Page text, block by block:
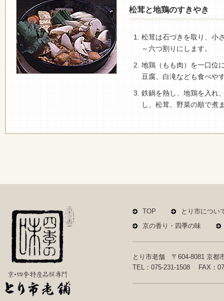
松茸と地鶏のすきやき
松茸は石づきを取り、小
～六つ割りにします。
地鶏（もも肉）を一口位
豆腐、白滝なども食べや
鉄鍋を熱し、地鶏を入れ
し、松茸、野菜の順で煮
TOP とり市につい
京の香り・四季の味
とり市老舗 〒604-8081 京都
TEL：075-231-1508 FAX：